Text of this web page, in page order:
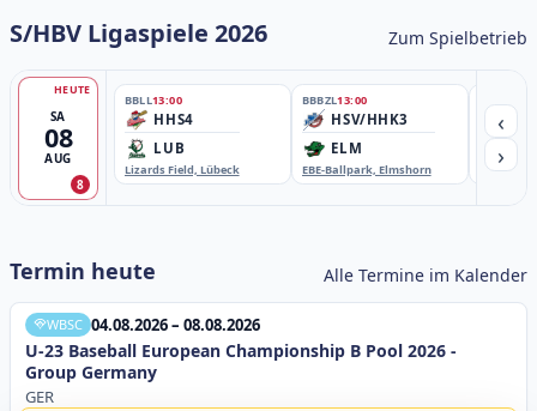
S/HBV Ligaspiele 2026 Zum Spielbetrieb
SA
08
AUG
HEUTE
8
BBLL13:00
HHS4
LUB
Lizards Field, Lübeck
BBBZL13:00
HSV/HHK3
ELM
EBE-Ballpark, Elmshorn
‹
›
Termin heute Alle Termine im Kalender
WBSC 04.08.2026 – 08.08.2026
U-23 Baseball European Championship B Pool 2026 -
Group Germany
GER